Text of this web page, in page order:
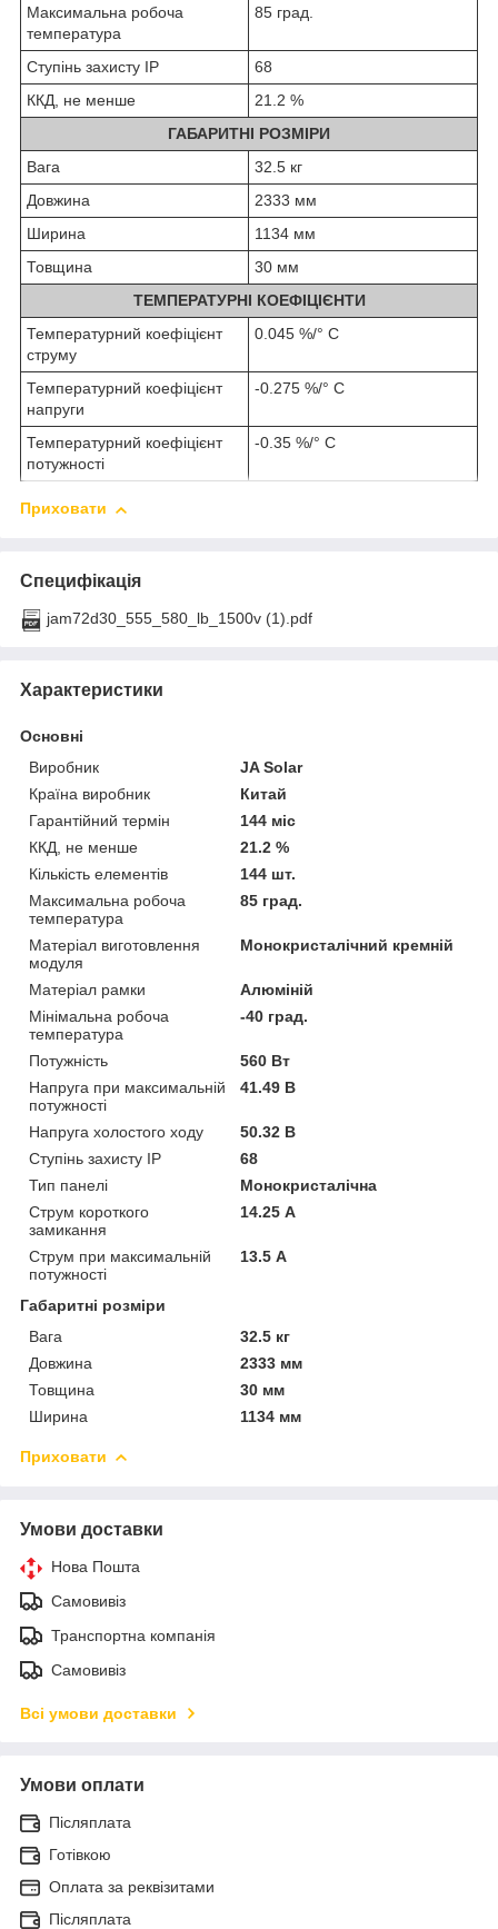
Максимальна робоча
температура
85 град.
Ступінь захисту IP
68
ККД, не менше
21.2 %
ГАБАРИТНІ РОЗМІРИ
Вага
32.5 кг
Довжина
2333 мм
Ширина
1134 мм
Товщина
30 мм
ТЕМПЕРАТУРНІ КОЕФІЦІЄНТИ
Температурний коефіцієнт
струму
0.045 %/° С
Температурний коефіцієнт
напруги
-0.275 %/° С
Температурний коефіцієнт
потужності
-0.35 %/° С
Приховати
Специфікація
jam72d30_555_580_lb_1500v (1).pdf
Характеристики
Основні
Виробник
JA Solar
Країна виробник
Китай
Гарантійний термін
144 міс
ККД, не менше
21.2 %
Кількість елементів
144 шт.
Максимальна робоча
температура
85 град.
Матеріал виготовлення
модуля
Монокристалічний кремній
Матеріал рамки
Алюміній
Мінімальна робоча
температура
-40 град.
Потужність
560 Вт
Напруга при максимальній
потужності
41.49 В
Напруга холостого ходу
50.32 В
Ступінь захисту IP
68
Тип панелі
Монокристалічна
Струм короткого
замикання
14.25 А
Струм при максимальній
потужності
13.5 А
Габаритні розміри
Вага
32.5 кг
Довжина
2333 мм
Товщина
30 мм
Ширина
1134 мм
Приховати
Умови доставки
Нова Пошта
Самовивіз
Транспортна компанія
Самовивіз
Всі умови доставки
Умови оплати
Післяплата
Готівкою
Оплата за реквізитами
Післяплата